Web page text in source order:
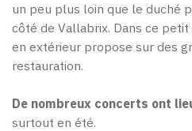
un peu plus loin que le duché
côté de Vallabrix. Dans ce
en extérieur propose sur des
restauration.
De nombreux concerts ont
surtout en été.